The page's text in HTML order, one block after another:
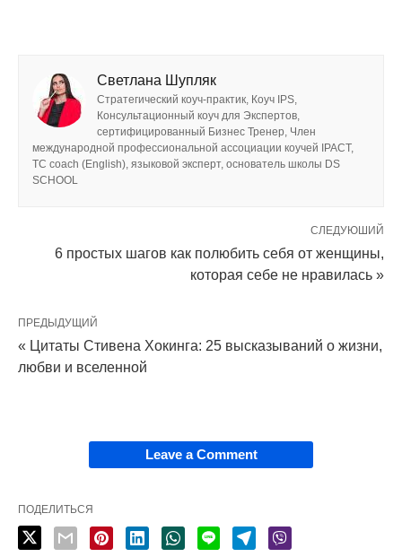
Светлана Шупляк
Стратегический коуч-практик, Коуч IPS,
Консультационный коуч для Экспертов,
сертифицированный Бизнес Тренер, Член
международной профессиональной ассоциации коучей IPACT,
TC coach (English), языковой эксперт, основатель школы DS
SCHOOL
СЛЕДУЮШИЙ
6 простых шагов как полюбить себя от женщины,
которая себе не нравилась »
ПРЕДЫДУЩИЙ
« Цитаты Стивена Хокинга: 25 высказываний о жизни,
любви и вселенной
Leave a Comment
ПОДЕЛИТЬСЯ